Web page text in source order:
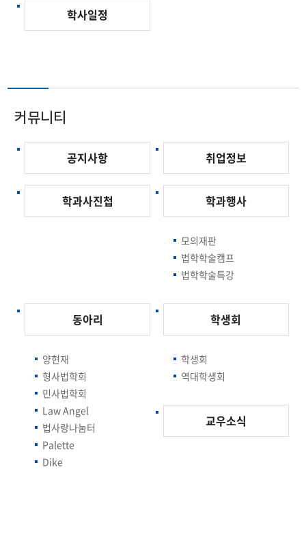
학사일정
커뮤니티
공지사항 취업정보
학과사진첩 학과행사
모의재판
법학학술캠프
법학학술특강
동아리
양현재
형사법학회
민사법학회
Law Angel
법사랑나눔터
Palette
Dike
학생회
학생회
역대학생회
교우소식